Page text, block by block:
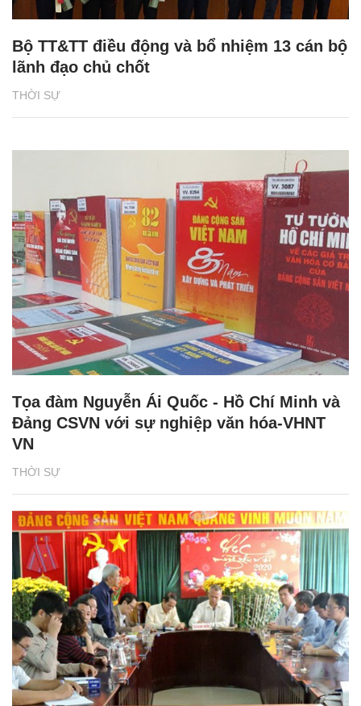
THỜI SỰ
Bộ TT&TT điều động và bổ nhiệm 13 cán bộ
lãnh đạo chủ chốt
THỜI SỰ
Tọa đàm Nguyễn Ái Quốc - Hồ Chí Minh và
Đảng CSVN với sự nghiệp văn hóa-VHNT
VN